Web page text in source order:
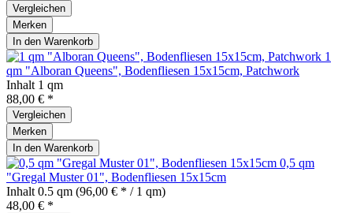
Vergleichen
Merken
In den Warenkorb
1
qm "Alboran Queens", Bodenfliesen 15x15cm, Patchwork
Inhalt 1 qm
88,00 € *
Vergleichen
Merken
In den Warenkorb
0,5 qm
"Gregal Muster 01", Bodenfliesen 15x15cm
Inhalt 0.5 qm (96,00 € * / 1 qm)
48,00 € *